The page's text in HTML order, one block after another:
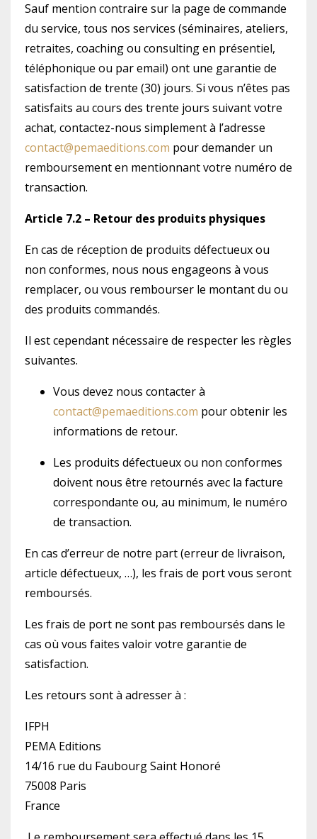
Sauf mention contraire sur la page de commande
du service, tous nos services (séminaires, ateliers,
retraites, coaching ou consulting en présentiel,
téléphonique ou par email) ont une garantie de
satisfaction de trente (30) jours. Si vous n’êtes pas
satisfaits au cours des trente jours suivant votre
achat, contactez-nous simplement à l’adresse
contact@pemaeditions.com pour demander un
remboursement en mentionnant votre numéro de
transaction.
Article 7.2 – Retour des produits physiques
En cas de réception de produits défectueux ou
non conformes, nous nous engageons à vous
remplacer, ou vous rembourser le montant du ou
des produits commandés.
Il est cependant nécessaire de respecter les règles
suivantes.
Vous devez nous contacter à
contact@pemaeditions.com pour obtenir les
informations de retour.
Les produits défectueux ou non conformes
doivent nous être retournés avec la facture
correspondante ou, au minimum, le numéro
de transaction.
En cas d’erreur de notre part (erreur de livraison,
article défectueux, …), les frais de port vous seront
remboursés.
Les frais de port ne sont pas remboursés dans le
cas où vous faites valoir votre garantie de
satisfaction.
Les retours sont à adresser à :
IFPH
PEMA Editions
14/16 rue du Faubourg Saint Honoré
75008 Paris
France